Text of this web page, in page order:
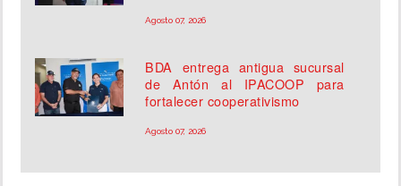
Agosto 07, 2026
BDA entrega antigua sucursal
de Antón al IPACOOP para
fortalecer cooperativismo
Agosto 07, 2026